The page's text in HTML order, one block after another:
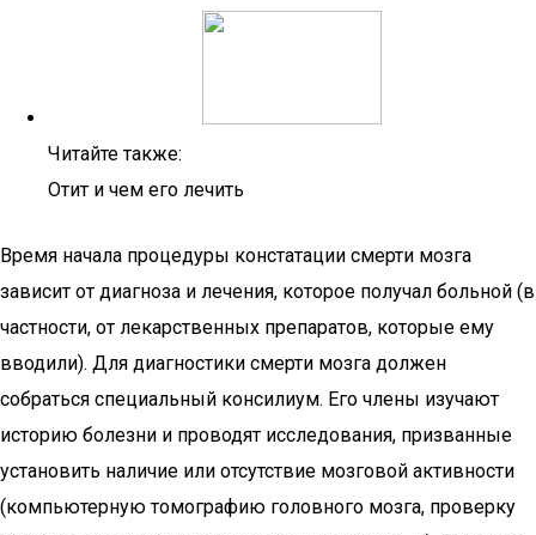
Читайте также:
Отит и чем его лечить
Время начала процедуры констатации смерти мозга
зависит от диагноза и лечения, которое получал больной (в
частности, от лекарственных препаратов, которые ему
вводили). Для диагностики смерти мозга должен
собраться специальный консилиум. Его члены изучают
историю болезни и проводят исследования, призванные
установить наличие или отсутствие мозговой активности
(компьютерную томографию головного мозга, проверку